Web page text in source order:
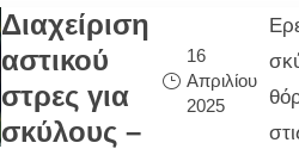
Διαχείριση
αστικού
στρες για
σκύλους –
16
Απριλίου
2025